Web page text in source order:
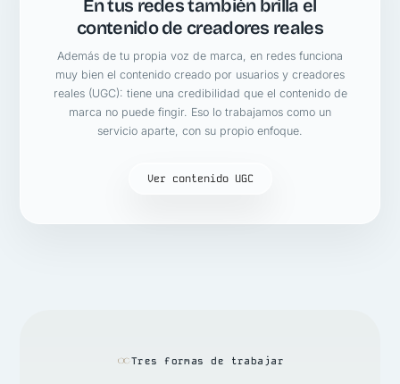
En tus redes también brilla el
contenido de creadores reales
Además de tu propia voz de marca, en redes funciona
muy bien el contenido creado por usuarios y creadores
reales (UGC): tiene una credibilidad que el contenido de
marca no puede fingir. Eso lo trabajamos como un
servicio aparte, con su propio enfoque.
Ver contenido UGC
Tres formas de trabajar